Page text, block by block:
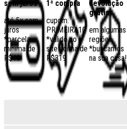
sem juros
até 5x sem
juros
*parcela
mínima de
R$40
1ª compra
cupom:
PRIMEIRA10
*válido no
site acima de
R$319
devolução
grátis
em algumas
regiões,
*buscamos
na sua casa!